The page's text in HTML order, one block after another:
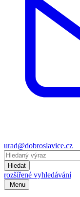
urad@dobroslavice.cz
Hledat
rozšířené vyhledávání
Menu